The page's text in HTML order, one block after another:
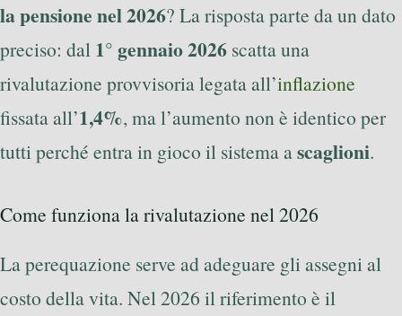
la pensione nel 2026? La risposta parte da un dato
preciso: dal 1° gennaio 2026 scatta una
rivalutazione provvisoria legata all’inflazione
fissata all’1,4%, ma l’aumento non è identico per
tutti perché entra in gioco il sistema ascaglioni.
Come funziona la rivalutazione nel 2026
La perequazione serve ad adeguare gli assegni al
costo della vita. Nel 2026 il riferimento è il